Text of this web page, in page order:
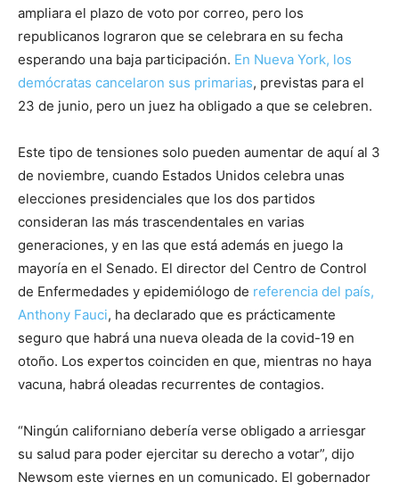
ampliara el plazo de voto por correo, pero los
republicanos lograron que se celebrara en su fecha
esperando una baja participación. En Nueva York, los
demócratas cancelaron sus primarias, previstas para el
23 de junio, pero un juez ha obligado a que se celebren.
Este tipo de tensiones solo pueden aumentar de aquí al 3
de noviembre, cuando Estados Unidos celebra unas
elecciones presidenciales que los dos partidos
consideran las más trascendentales en varias
generaciones, y en las que está además en juego la
mayoría en el Senado. El director del Centro de Control
de Enfermedades y epidemiólogo de referencia del país,
Anthony Fauci, ha declarado que es prácticamente
seguro que habrá una nueva oleada de la covid-19 en
otoño. Los expertos coinciden en que, mientras no haya
vacuna, habrá oleadas recurrentes de contagios.
“Ningún californiano debería verse obligado a arriesgar
su salud para poder ejercitar su derecho a votar”, dijo
Newsom este viernes en un comunicado. El gobernador